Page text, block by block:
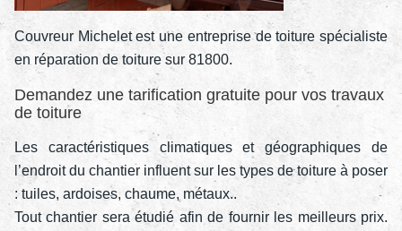
Couvreur Michelet est une entreprise de toiture spécialiste
en réparation de toiture sur 81800.
Demandez une tarification gratuite pour vos travaux
de toiture
Les caractéristiques climatiques et géographiques de
l’endroit du chantier influent sur les types de toiture à poser
: tuiles, ardoises, chaume, métaux..
Tout chantier sera étudié afin de fournir les meilleurs prix.